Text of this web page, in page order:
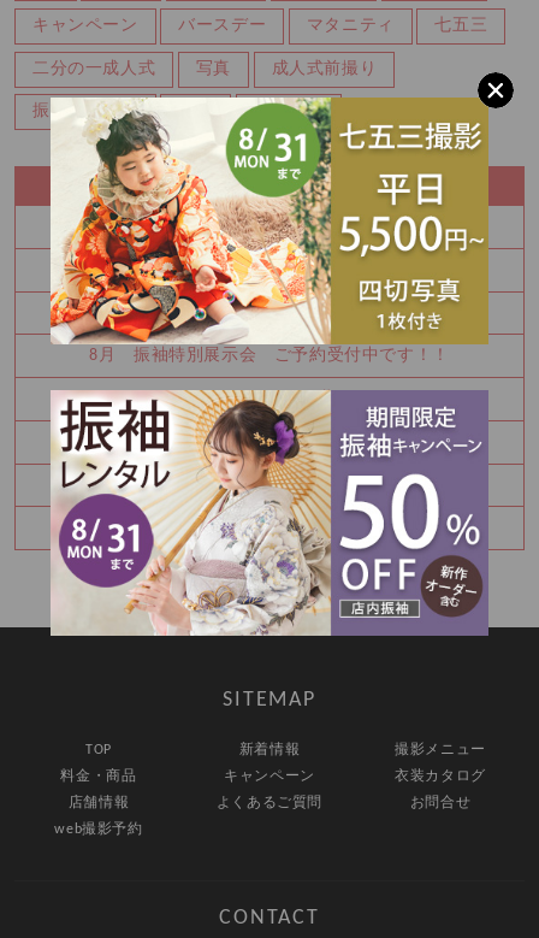
キャンペーン バースデー マタニティ 七五三
二分の一成人式 写真 成人式前撮り
振袖レンタル 記念写真
RECENT ENTRY
夏休み中にお振袖決めてみませんか
8月 夏の特別展示会 ご予約枠残りわずかです！！
Half Birthday‪‪*°♡
8月 振袖特別展示会 ご予約受付中です！！
Happy Birthday🎉
七五三詣りの神社紹介⛩️
8月振袖展示会予約受付中✨
卒業袴レンタルご予約承り中♪
SITEMAP
TOP 新着情報
撮影メニュー
料金・商品
キャンペーン
衣装カタログ
店舗情報
よくあるご質問
お問合せ
web撮影予約
CONTACT